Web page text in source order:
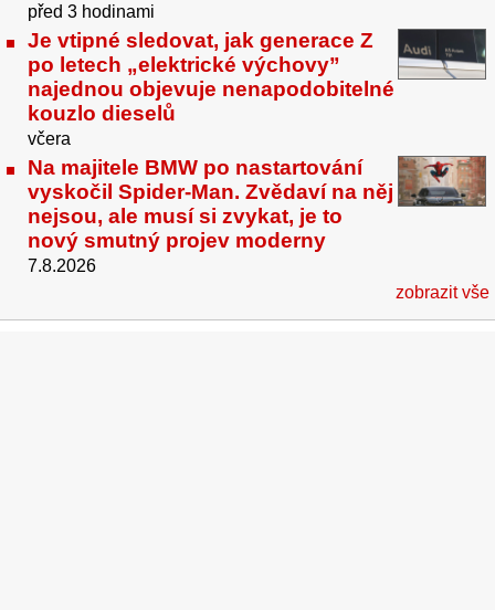
před 3 hodinami
Je vtipné sledovat, jak generace Z
po letech „elektrické výchovy”
najednou objevuje nenapodobitelné
kouzlo dieselů
včera
Na majitele BMW po nastartování
vyskočil Spider-Man. Zvědaví na něj
nejsou, ale musí si zvykat, je to
nový smutný projev moderny
7.8.2026
zobrazit vše